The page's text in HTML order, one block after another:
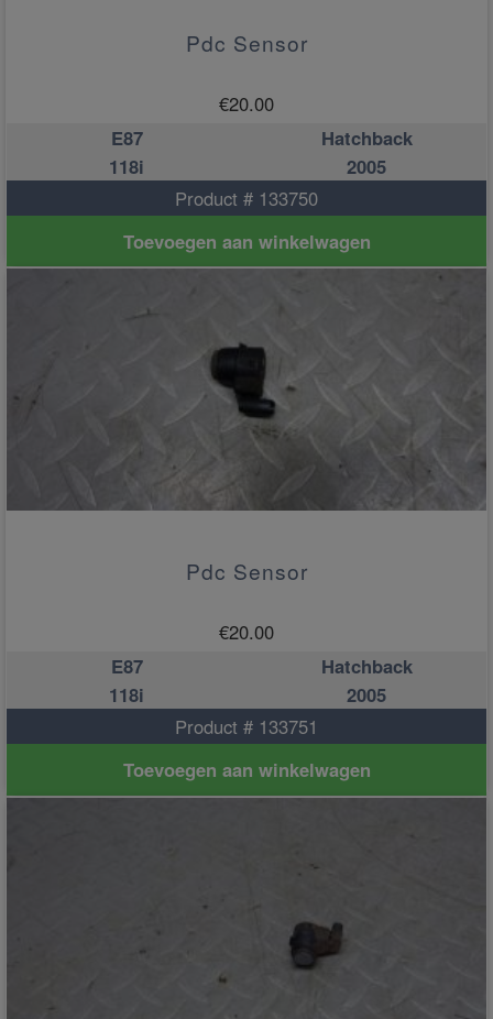
Pdc Sensor
€20.00
E87
Hatchback
118i
2005
Product # 133750
Toevoegen aan winkelwagen
Pdc Sensor
€20.00
E87
Hatchback
118i
2005
Product # 133751
Toevoegen aan winkelwagen